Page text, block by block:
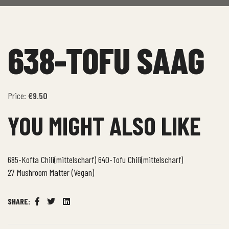
638-TOFU SAAG
Price: €9.50
YOU MIGHT ALSO LIKE
685-Kofta Chili(mittelscharf)640-Tofu Chili(mittelscharf)
27 Mushroom Matter (Vegan)
SHARE:
Facebook
TwitterLinkedin